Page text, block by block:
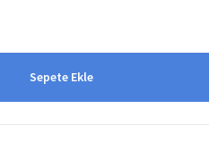
Sepete Ekle